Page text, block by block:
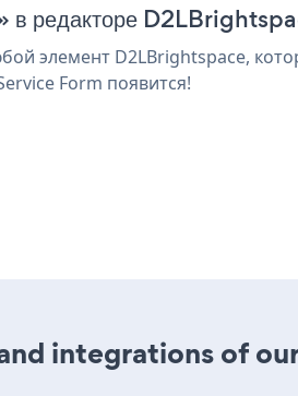
в редакторе
элемент D2LBrightspace,
Form появится!
integrations of